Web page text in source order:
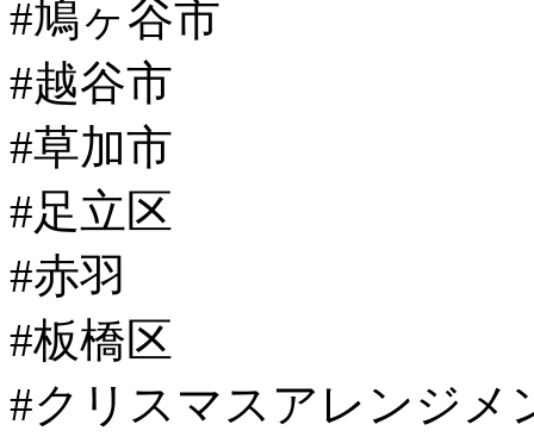
#鳩ヶ谷市
#越谷市
#草加市
#足立区
#赤羽
#板橋区
#クリスマスアレンジメ